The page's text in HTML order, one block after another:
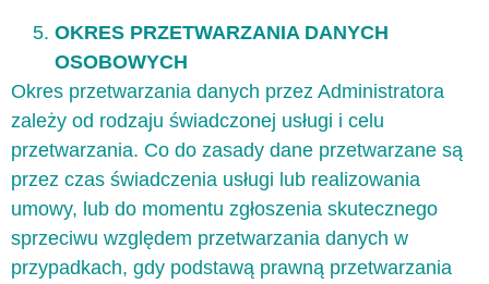
OKRES PRZETWARZANIA DANYCH
OSOBOWYCH
Okres przetwarzania danych przez Administratora
zależy od rodzaju świadczonej usługi i celu
przetwarzania. Co do zasady dane przetwarzane są
przez czas świadczenia usługi lub realizowania
umowy, lub do momentu zgłoszenia skutecznego
sprzeciwu względem przetwarzania danych w
przypadkach, gdy podstawą prawną przetwarzania